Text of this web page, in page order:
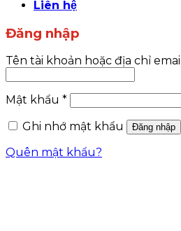
Liên hệ
Đăng nhập
Tên tài khoản hoặc địa chỉ email
Mật khẩu *
Ghi nhớ mật khẩu
Đăng nhập
Quên mật khẩu?